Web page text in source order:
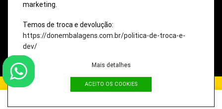
estoque da loja física. Eventuais promoções, descontos e prazos de
pagamento expostos aqui são válidos apenas para compras via internet.
Imagens meramente ilustrativas, qualquer semelhança é uma mera
coincidência.
marketing.
Temos de troca e devolução:
https://donembalagens.com.br/politica-de-troca-e-
dev/
Mais detalhes
ACEITO OS COOKIES